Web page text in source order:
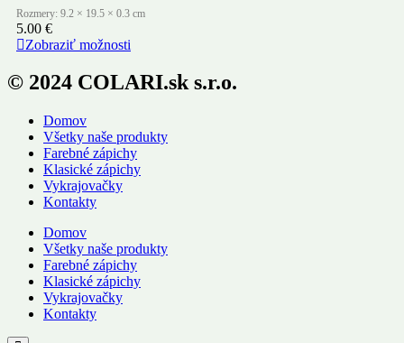
Rozmery: 9.2 × 19.5 × 0.3 cm
5.00 €
Zobraziť možnosti
© 2024 COLARI.sk s.r.o.
Domov
Všetky naše produkty
Farebné zápichy
Klasické zápichy
Vykrajovačky
Kontakty
Domov
Všetky naše produkty
Farebné zápichy
Klasické zápichy
Vykrajovačky
Kontakty